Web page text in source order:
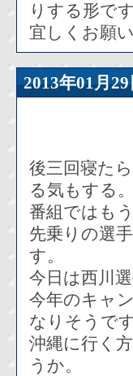
りする形で
宜しくお願
2013年01
後三回寝た
る気もする
番組ではも
先乗りの選
す。
今日は西川
今年のキャ
なりそうで
沖縄に行く
うか。